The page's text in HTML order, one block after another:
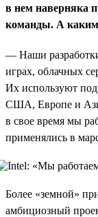
в нем наверняка
команды. А
— Наши
играх, облачных
Их используют
США, Европе и
в свое время мы
применялись в
Более «земной»
амбициозный